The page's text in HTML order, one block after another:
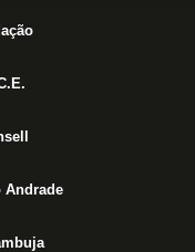
Andrade
que